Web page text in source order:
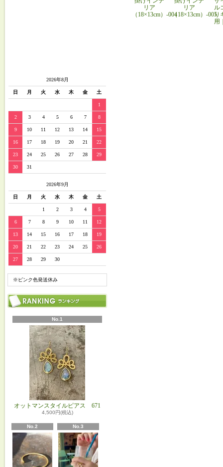
2026年8月
日 月 火 水 木 金 土
1
2 3 4 5 6 7 8
9 10 11 12 13 14 15
16 17 18 19 20 21 22
23 24 25 26 27 28 29
30 31
2026年9月
日 月 火 水 木 金 土
1 2 3 4 5
6 7 8 9 10 11 12
13 14 15 16 17 18 19
20 21 22 23 24 25 26
27 28 29 30
※ピンク色発送休み
No.1
オットマンスタイルピアス 671
4,500円(税込)
No.2 No.3
リア
（18×13cm）-004
リア
（18×13cm）-005
ル
り
用